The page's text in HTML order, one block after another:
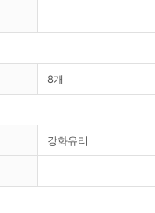
8개
강화유리